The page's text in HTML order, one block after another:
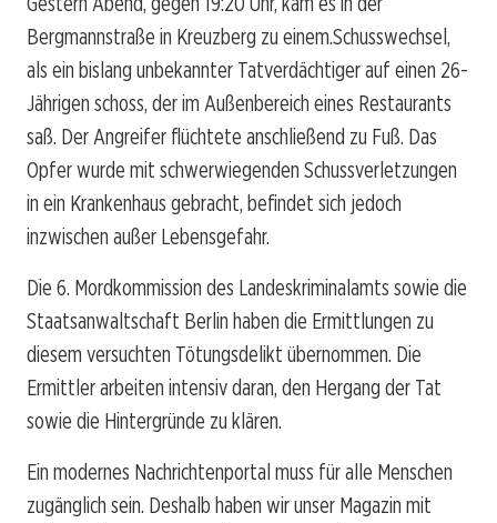
Bergmannstraße in Kreuzberg zu einem.Schusswechsel,
als ein bislang unbekannter Tatverdächtiger auf einen 26-
Jährigen schoss, der im Außenbereich eines Restaurants
saß. Der Angreifer flüchtete anschließend zu Fuß. Das
Opfer wurde mit schwerwiegenden Schussverletzungen
in ein Krankenhaus gebracht, befindet sich jedoch
inzwischen außer Lebensgefahr.
Die 6. Mordkommission des Landeskriminalamts sowie die
Staatsanwaltschaft Berlin haben die Ermittlungen zu
diesem versuchten Tötungsdelikt übernommen. Die
Ermittler arbeiten intensiv daran, den Hergang der Tat
sowie die Hintergründe zu klären.
Ein modernes Nachrichtenportal muss für alle Menschen
zugänglich sein. Deshalb haben wir unser Magazin mit